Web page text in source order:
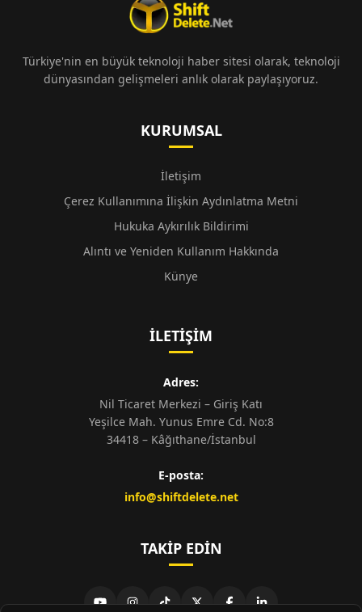
Türkiye'nin en büyük teknoloji haber sitesi olarak, teknoloji
dünyasından gelişmeleri anlık olarak paylaşıyoruz.
KURUMSAL
İletişim
Çerez Kullanımına İlişkin Aydınlatma Metni
Hukuka Aykırılık Bildirimi
Alıntı ve Yeniden Kullanım Hakkında
Künye
İLETIŞIM
Adres:
Nil Ticaret Merkezi – Giriş Katı
Yeşilce Mah. Yunus Emre Cd. No:8
34418 – Kâğıthane/İstanbul
E-posta:
info@shiftdelete.net
TAKIP EDIN